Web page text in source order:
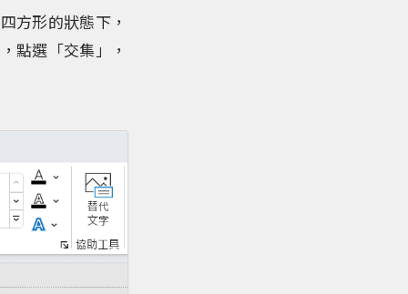
方形的狀態下，
點選「交集」，